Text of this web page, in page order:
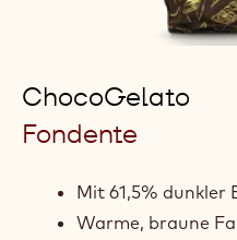
ChocoGelato
Fondente
Mit 61,5% dunkler
Warme, braune